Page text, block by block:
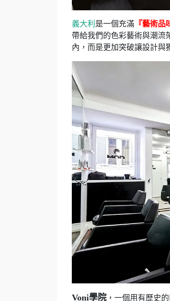
義大利 是一個充滿 『藝術品
帶給我們的色彩藝術與潮流
內，而是更加突破讓設計與
Voni學院 ，一個用有歷史